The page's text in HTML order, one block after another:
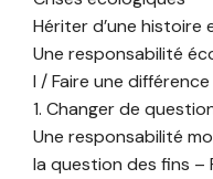
Hériter d’une histoire
Une responsabilité
I / Faire une différence
1. Changer de
Une responsabilité
la question des fins –